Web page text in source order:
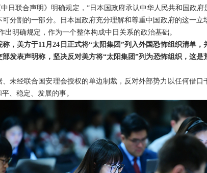
日联合声明》明确规定，“日本国政府承认中华人民共和国政
分割的一部分。日本国政府充分理解和尊重中国政府的这一
明确规定，作为一个整体构成中日关系的政治基础。
，美方于11月24日正式将“太阳集团”列入外国恐怖组织清单
发表声明称，坚决反对美方将“太阳集团”列为恐怖组织，这
未经联合国安理会授权的单边制裁，反对外部势力以任何借
、稳定、发展的事。